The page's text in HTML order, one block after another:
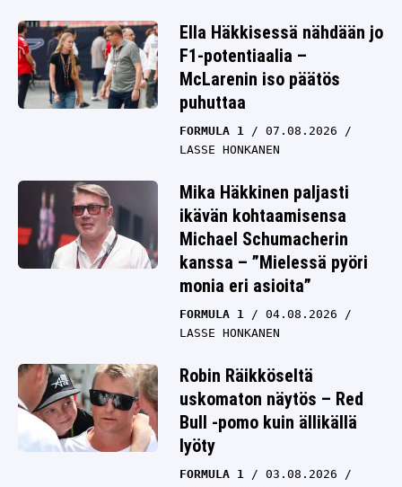
Ella Häkkisessä nähdään jo
F1-potentiaalia –
McLarenin iso päätös
puhuttaa
FORMULA 1
07.08.2026
LASSE HONKANEN
Mika Häkkinen paljasti
ikävän kohtaamisensa
Michael Schumacherin
kanssa – ”Mielessä pyöri
monia eri asioita”
FORMULA 1
04.08.2026
LASSE HONKANEN
Robin Räikköseltä
uskomaton näytös – Red
Bull -pomo kuin ällikällä
lyöty
FORMULA 1
03.08.2026